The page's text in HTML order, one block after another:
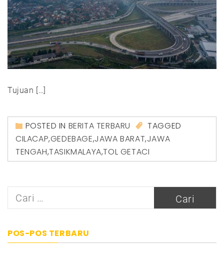
Tujuan […]
POSTED IN BERITA TERBARU
TAGGED
CILACAP,GEDEBAGE,JAWA BARAT,JAWA
TENGAH,TASIKMALAYA,TOL GETACI
Cari
POS-POS TERBARU